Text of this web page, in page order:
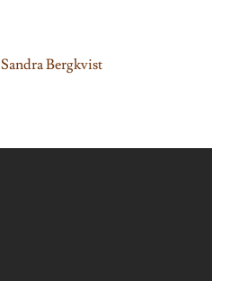
Sandra Bergkvist